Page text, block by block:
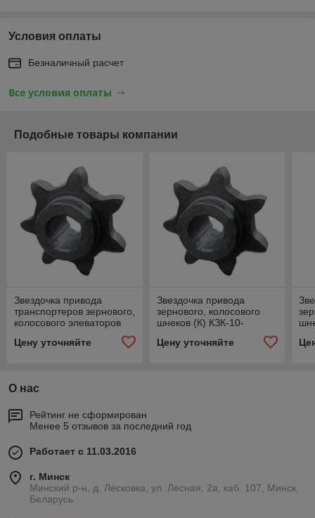
Условия оплаты
Безналичный расчет
Все условия оплаты
Подобные товары компании
Звездочка привода
транспортеров зернового,
колосового элеваторов
Цену уточняйте
Звездочка привода
зернового, колосового
шнеков (К) КЗК-10-
Цену уточняйте
О нас
Рейтинг не сформирован
Менее 5 отзывов за последний год
Работает с 11.03.2016
г. Минск
Минский р-н, д. Лесковка, ул. Лесная, 2а, каб. 107, Минск,
Беларусь